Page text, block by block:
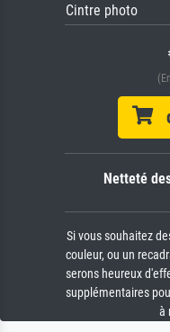
Cintre photo
Netteté
Si vous souhaitez
couleur, ou un
serons heureux
supplémentaires
à